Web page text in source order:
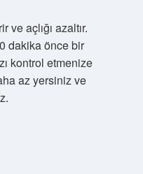
açlığı azaltır.
dakika önce bir
kontrol etmenize
az yersiniz ve